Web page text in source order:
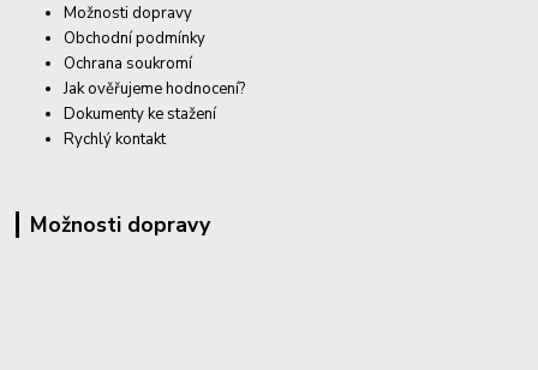
Možnosti dopravy
Obchodní podmínky
Ochrana soukromí
Jak ověřujeme hodnocení?
Dokumenty ke stažení
Rychlý kontakt
Možnosti dopravy